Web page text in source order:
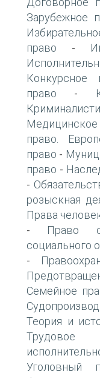
Зарубежное
право -
Конкурсное
право -
право.
право -
право -
-
розыскная
Права
- Право
социального
-
Семейное
Теория и
Трудовое
Уголовный